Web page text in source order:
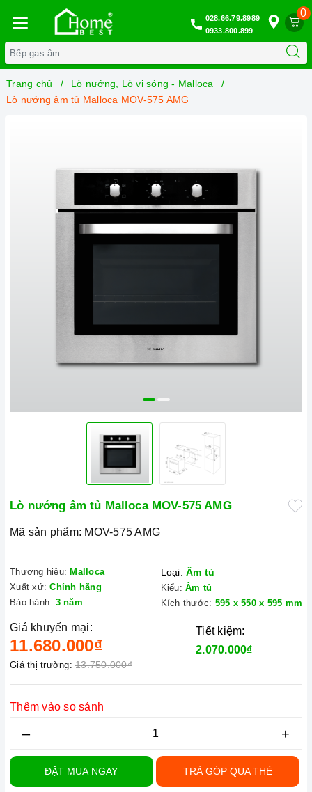
0
028.66.79.8989
0933.800.899
Trang chủ
Lò nướng, Lò vi sóng - Malloca
Lò nướng âm tủ Malloca MOV-575 AMG
Lò nướng âm tủ Malloca MOV-575 AMG
Mã sản phẩm: MOV-575 AMG
Thương hiệu: Malloca
Xuất xứ: Chính hãng
Bảo hành: 3 năm
Loại: Âm tủ
Kiểu: Âm tủ
Kích thước: 595 x 550 x 595 mm
Giá khuyến mại:
11.680.000₫
Giá thị trường: 13.750.000₫
Tiết kiệm:
2.070.000₫
Thêm vào so sánh
– +
ĐẶT MUA NGAY TRẢ GÓP QUA THẺ